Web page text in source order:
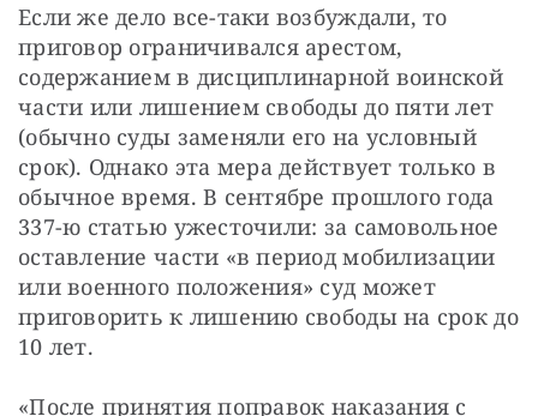
Если же дело все-таки возбуждали, то
приговор ограничивался арестом,
содержанием в дисциплинарной воинской
части или лишением свободы до пяти лет
(обычно суды заменяли его на условный
срок). Однако эта мера действует только в
обычное время. В сентябре прошлого года
337-ю статью ужесточили: за самовольное
оставление части «в период мобилизации
или военного положения» суд может
приговорить к лишению свободы на срок до
10 лет.
«После принятия поправок наказания с